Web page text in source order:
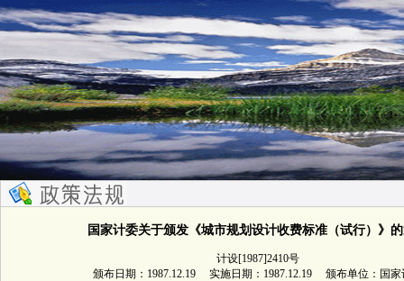
国家计委关于颁发《城市规划设计收费标准（试行）》
计设[1987]2410号
颁布日期：1987.12.19 实施日期：1987.12.19 颁布单位：国家